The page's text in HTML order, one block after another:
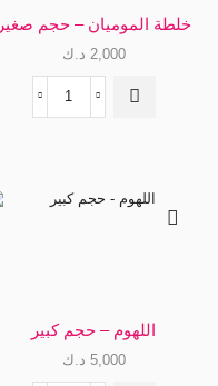
خلطة الموميان – حجم صغير
2,000 د.ك
خلطة
صغير
quantity
اللهوم – حجم كبير
5,000 د.ك